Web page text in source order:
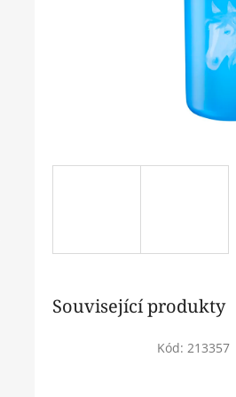
Související produkty
Kód: 213357